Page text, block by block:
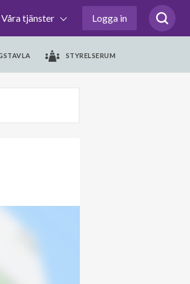
Våra tjänster Logga in
STYRELSERUM